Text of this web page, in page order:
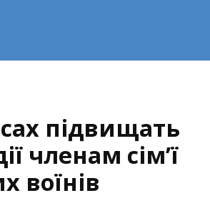
підвищать
членам сім’ї
воїнів